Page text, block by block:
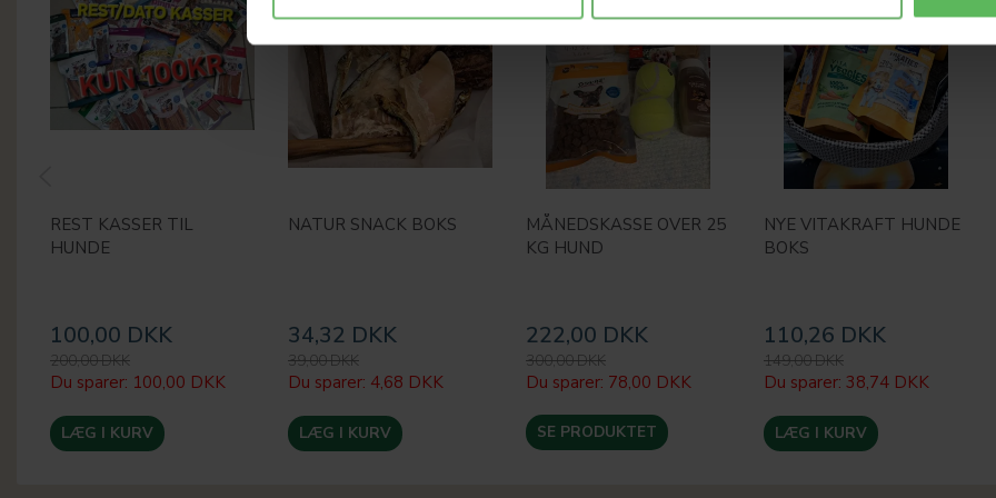
REST KASSER TIL
HUNDE
100,00 DKK
200,00 DKK
Du sparer: 100,00 DKK
LÆG I KURV
NATUR SNACK BOKS
34,32 DKK
39,00 DKK
Du sparer: 4,68 DKK
LÆG I KURV
MÅNEDSKASSE OVER 25
KG HUND
222,00 DKK
300,00 DKK
Du sparer: 78,00 DKK
SE PRODUKTET
NYE VITAKRAFT HUNDE
BOKS
110,26 DKK
149,00 DKK
Du sparer: 38,74 DKK
LÆG I KURV